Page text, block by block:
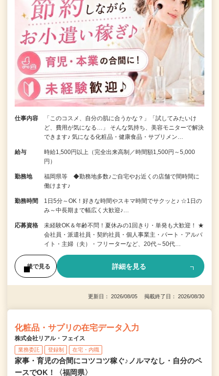
仕事内容
「このコスメ、自分の肌に合うかな？」「試してみたいけ
ど、費用が気になる…」 そんな気持ち、美容モニターで解決
できます♪ 気になる化粧品・健康食品・サプリメン…
給与
時給1,500円以上（完全出来高制／時間額1,500円～5,000
円）
勤務地
福岡県等 ◆勤務地多数♪ご自宅やお近くの店舗で間時間に
働けます♪
勤務時間
1日5分～OK！好きな時間やスキマ時間でサクッと♪ ☆1日の
み～中長期まで幅広く大歓迎♪…
応募資格
未経験OK＆年齢不問！夏休みの1回きり・単発も大歓迎！ ★
会社員・派遣社員・契約社員・個人事業主・パート・アルバ
イト・主婦（夫）・フリーターなど、20代～50代…
後で見る 詳細を見る
更新日： 2026/08/05 掲載終了日： 2026/08/30
化粧品・サプリの在宅データ入力
株式会社リアル・フェイス
業務委託 登録制 在宅・内職
家事・育児の合間にコツコツ稼ぐ♪ノルマなし・自分のペ
ースでOK！〈福岡県〉